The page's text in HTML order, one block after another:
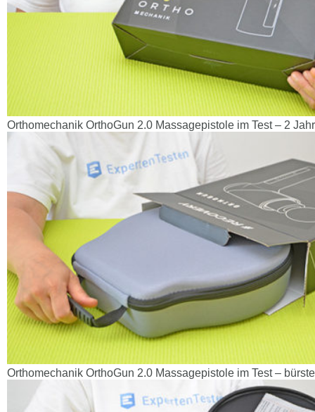
Orthomechanik OrthoGun 2.0 Massagepistole im Test – 2
Orthomechanik OrthoGun 2.0 Massagepistole im Test –